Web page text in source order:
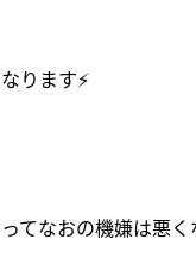
ります⚡️
てなおの機嫌は悪く